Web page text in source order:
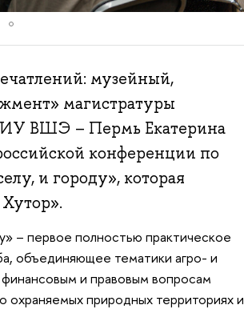
музейный,
магистратуры
ВШЭ – Пермь Екатерина
конференции по
и городу», которая
– первое полностью практическое
объединяющее тематики агро- и
и правовым вопросам
охраняемых природных территориях и